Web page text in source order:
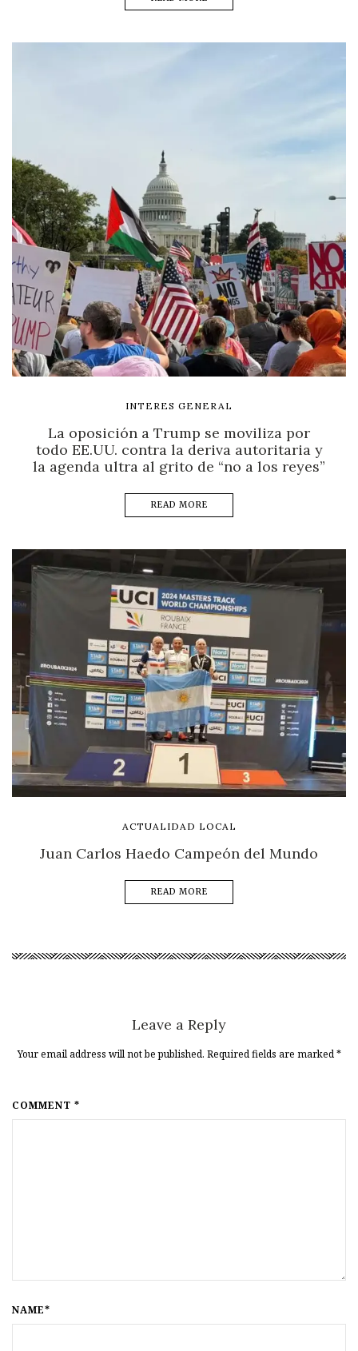
INTERES GENERAL
La oposición a Trump se moviliza por
todo EE.UU. contra la deriva autoritaria y
la agenda ultra al grito de “no a los reyes”
READ MORE
ACTUALIDAD LOCAL
Juan Carlos Haedo Campeón del Mundo
READ MORE
Leave a Reply
Your email address will not be published. Required fields are marked*
COMMENT *
NAME*